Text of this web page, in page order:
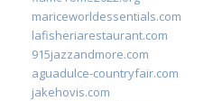
mariceworldessentials.com
lafisheriarestaurant.com
915jazzandmore.com
aguadulce-countryfair.com
jakehovis.com